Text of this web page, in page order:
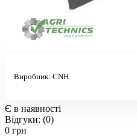
Виробник: CNH
Є в наявності
Відгуки: (0)
0 грн